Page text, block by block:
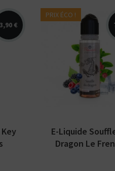
3,90 €
PRIX ÉCO !
Arômes : cassis,
rouges, menthe
fraiche. E-liquide
French Liquide par
LIPS Vape....
E-Liquide
Dragon Le